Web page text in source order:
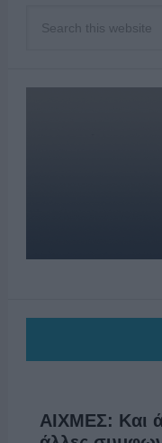
ΑΙΧΜΕΣ: Και